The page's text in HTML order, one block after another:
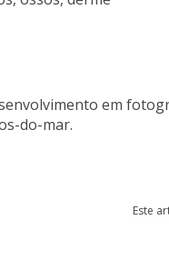
em
do-mar.
Este